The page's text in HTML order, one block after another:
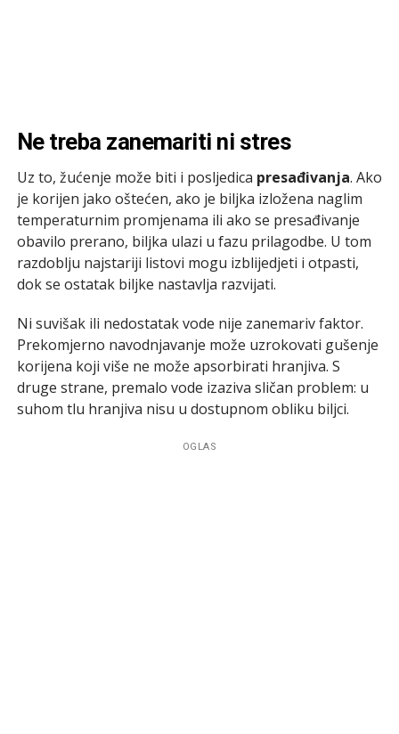
Ne treba zanemariti ni stres
Uz to, žućenje može biti i posljedica presađivanja. Ako
je korijen jako oštećen, ako je biljka izložena naglim
temperaturnim promjenama ili ako se presađivanje
obavilo prerano, biljka ulazi u fazu prilagodbe. U tom
razdoblju najstariji listovi mogu izblijedjeti i otpasti,
dok se ostatak biljke nastavlja razvijati.
Ni suvišak ili nedostatak vode nije zanemariv faktor.
Prekomjerno navodnjavanje može uzrokovati gušenje
korijena koji više ne može apsorbirati hranjiva. S
druge strane, premalo vode izaziva sličan problem: u
suhom tlu hranjiva nisu u dostupnom obliku biljci.
OGLAS